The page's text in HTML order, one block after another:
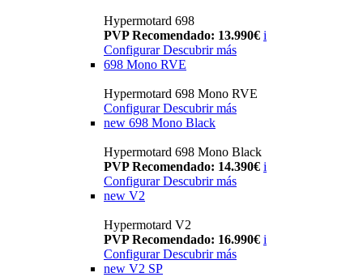
Hypermotard 698
PVP Recomendado: 13.990€ i
ConfigurarDescubrir más
698 Mono RVE
Hypermotard 698 Mono RVE
Configurar Descubrir más
new 698 Mono Black
Hypermotard 698 Mono Black
PVP Recomendado: 14.390€ i
Configurar Descubrir más
new V2
Hypermotard V2
PVP Recomendado: 16.990€ i
Configurar Descubrir más
new V2 SP